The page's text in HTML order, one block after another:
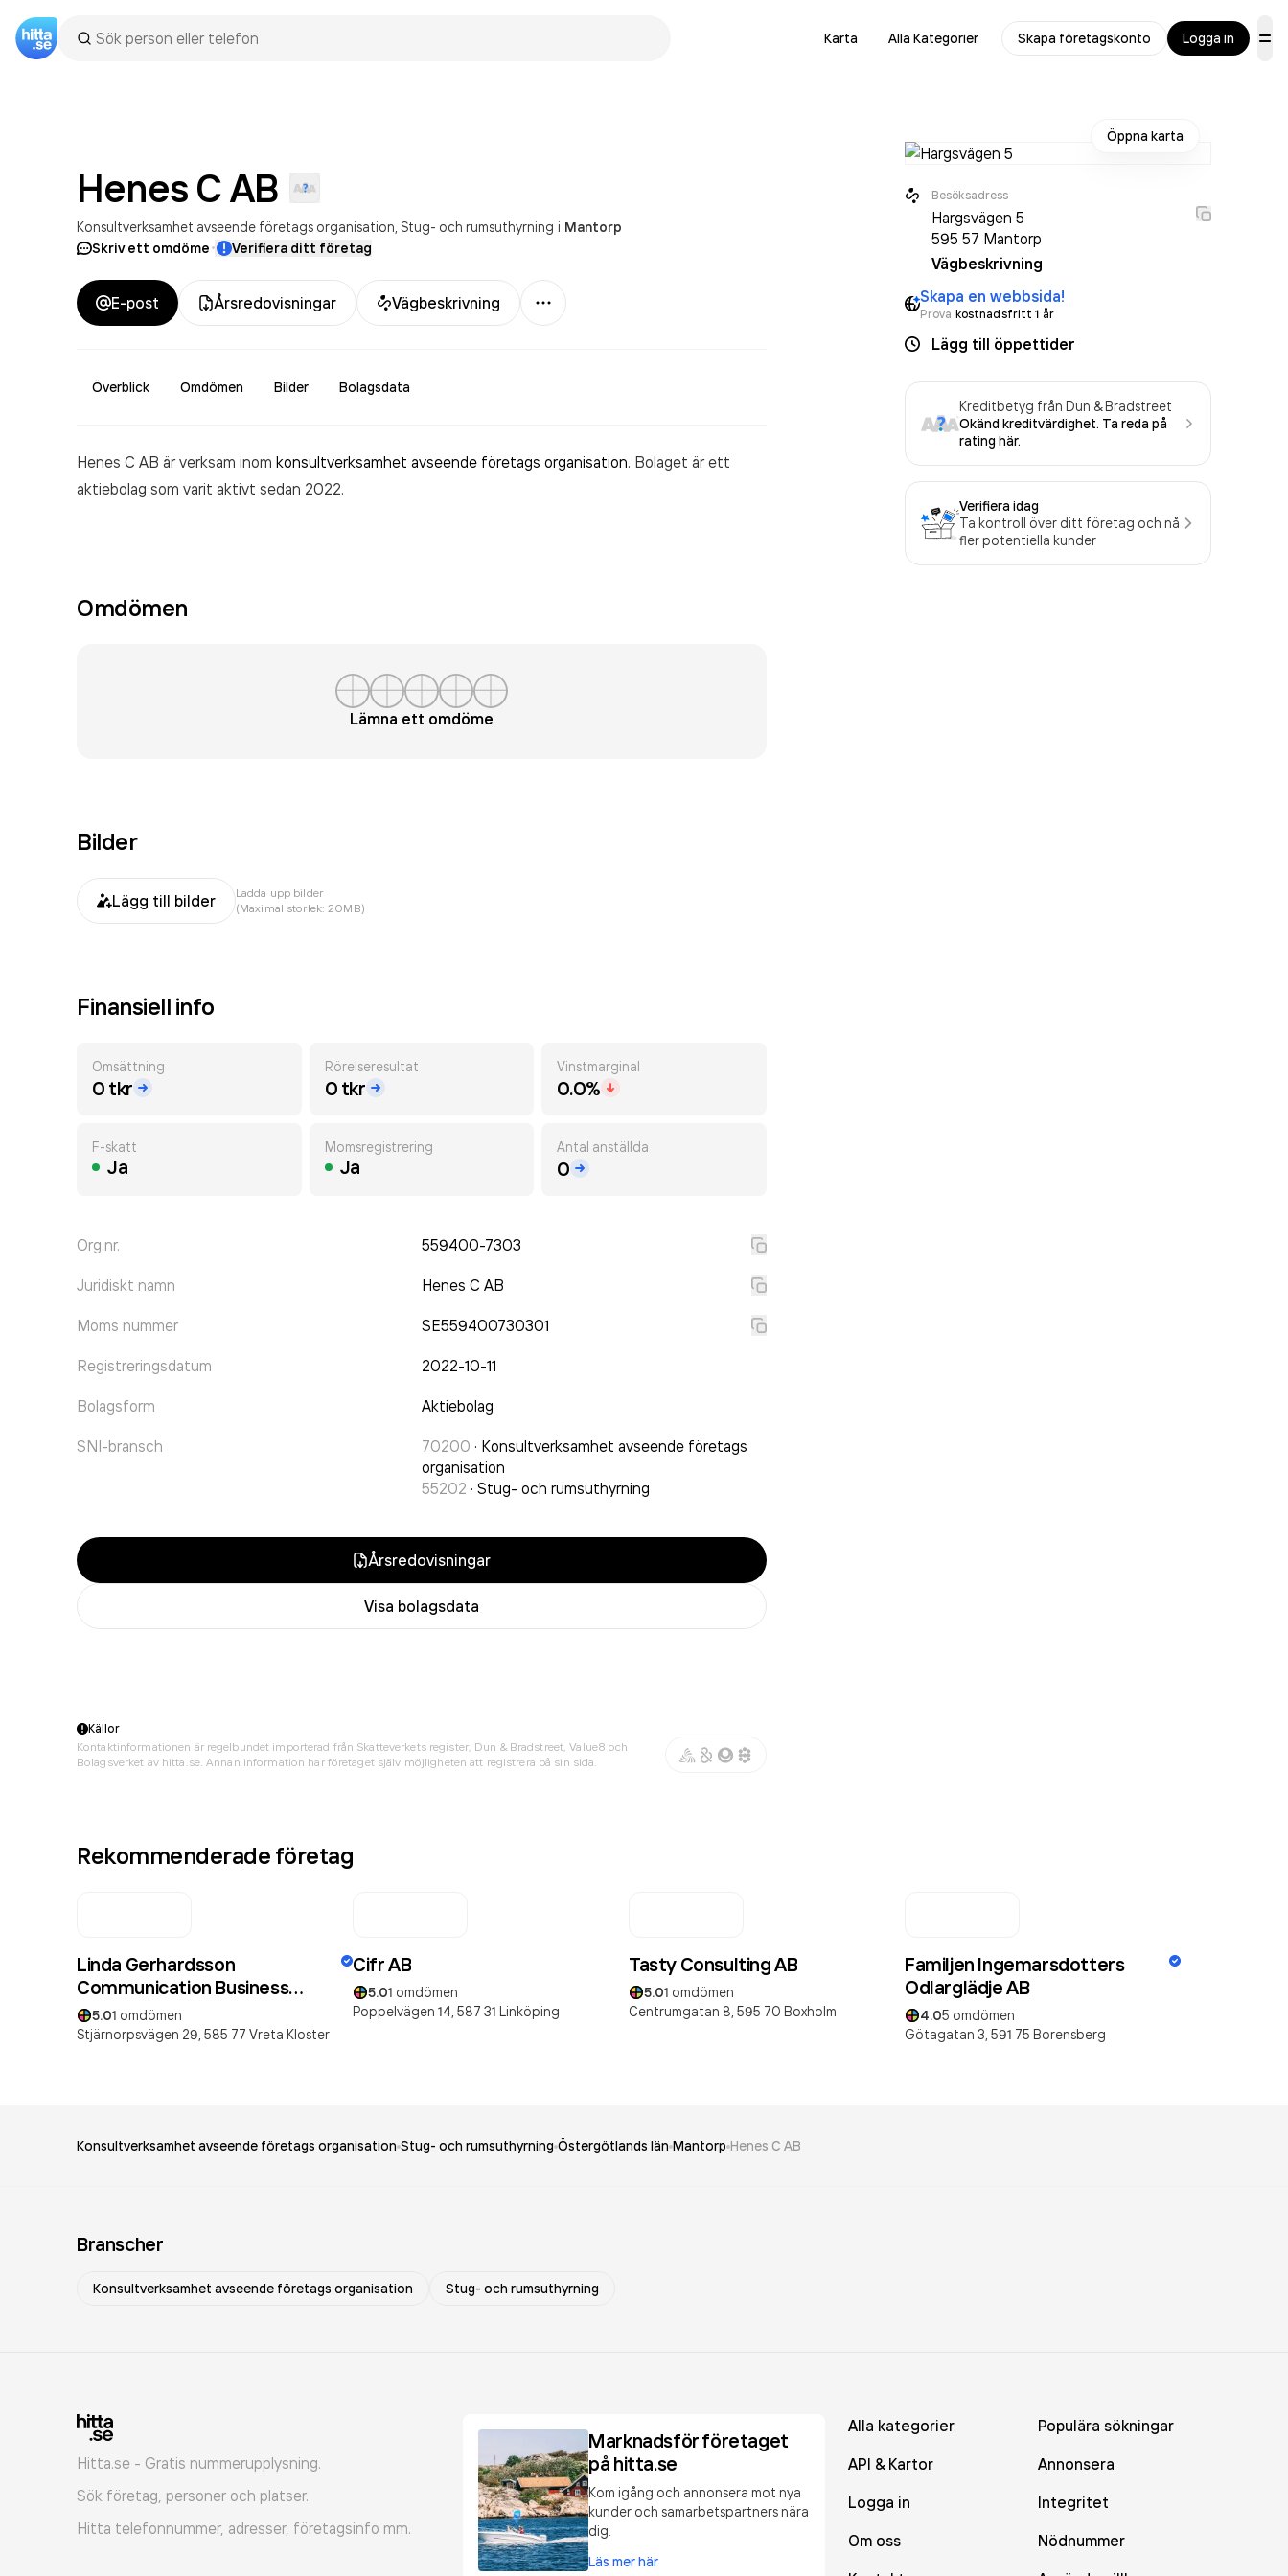
Karta Alla Kategorier Skapa företagskonto Logga in
Henes CAB
Konsultverksamhet avseende företags organisation Stug- och rumsuthyrning i Mantorp
Skriv ett omdöme· Verifiera ditt företag
E-post Årsredovisningar Vägbeskrivning
Mer
Överblick Omdömen Bilder Bolagsdata
Henes C AB är verksam inom konsultverksamhet avseende företags organisation. Bolaget är ett
aktiebolag som varit aktivt sedan 2022.
Omdömen
Lämna ett omdöme
Bilder
Lägg till bilder
Ladda upp bilder
(Maximal storlek: 20MB)
Finansiell info
Omsättning
0 tkr
Rörelseresultat
0 tkr
Vinstmarginal
0.0%
F-skatt
Ja
Momsregistrering
Ja
Antal anställda
0
Org.nr. 559400-7303
Juridiskt namn Henes C AB
Moms nummer SE559400730301
Registreringsdatum 2022-10-11
Bolagsform Aktiebolag
SNI-bransch 70200 · Konsultverksamhet avseende företags
organisation
55202 · Stug- och rumsuthyrning
Årsredovisningar
Visa bolagsdata
Öppna karta
Besöksadress
Hargsvägen 5
595 57 Mantorp
Vägbeskrivning
Skapa en webbsida!
Prova kostnadsfritt 1 år
Lägg till öppettider
Kreditbetyg från Dun & Bradstreet
Okänd kreditvärdighet. Ta reda på
rating här.
Verifiera idag
Ta kontroll över ditt företag och nå
fler potentiella kunder
Källor
Kontaktinformationen är regelbundet importerad från Skatteverkets register, Dun & Bradstreet, Value8 och
Bolagsverket av hitta.se. Annan information har företaget själv möjligheten att registrera på sin sida.
Rekommenderade företag
Linda Gerhardsson
Communication Business
Partner AB
5.01 omdömen
Stjärnorpsvägen 29, 585 77 Vreta Kloster
Cifr AB
5.01 omdömen
Poppelvägen 14, 587 31 Linköping
Tasty Consulting AB
5.01 omdömen
Centrumgatan 8, 595 70 Boxholm
Familjen Ingemarsdotters
Odlarglädje AB
4.05 omdömen
Götagatan 3, 591 75 Borensberg
Konsultverksamhet avseende företags organisation Stug- och rumsuthyrning Östergötlands län Mantorp Henes C AB
Branscher
Konsultverksamhet avseende företags organisation Stug- och rumsuthyrning
Hitta.se - Gratis nummerupplysning.
Sök företag, personer och platser.
Hitta telefonnummer, adresser, företagsinfo mm.
Marknadsför företaget
på hitta.se
Kom igång och annonsera mot nya
kunder och samarbetspartners nära
dig.
Läs mer här
Alla kategorier
Populära sökningar
API & Kartor
Annonsera
Logga in
Integritet
Om oss
Nödnummer